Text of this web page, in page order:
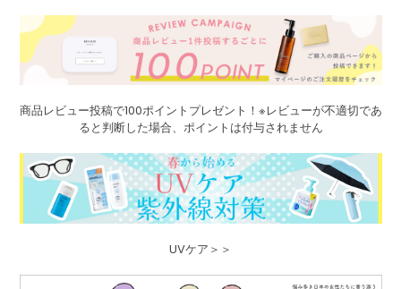
商品レビュー投稿で100ポイントプレゼント！※レビューが不適切であ
ると判断した場合、ポイントは付与されません
UVケア＞＞